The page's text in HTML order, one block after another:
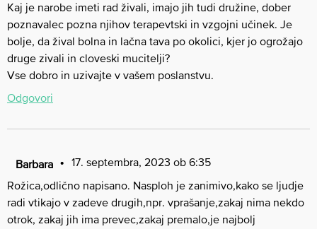
Kaj je narobe imeti rad živali, imajo jih tudi družine, dober
poznavalec pozna njihov terapevtski in vzgojni učinek. Je
bolje, da žival bolna in lačna tava po okolici, kjer jo ogrožajo
druge zivali in cloveski mucitelji?
Vse dobro in uzivajte v vašem poslanstvu.
Odgovori
Barbara
17. septembra, 2023 ob 6:35
Rožica,odlično napisano. Nasploh je zanimivo,kako se ljudje
radi vtikajo v zadeve drugih,npr. vprašanje,zakaj nima nekdo
otrok, zakaj jih ima prevec,zakaj premalo,je najbolj